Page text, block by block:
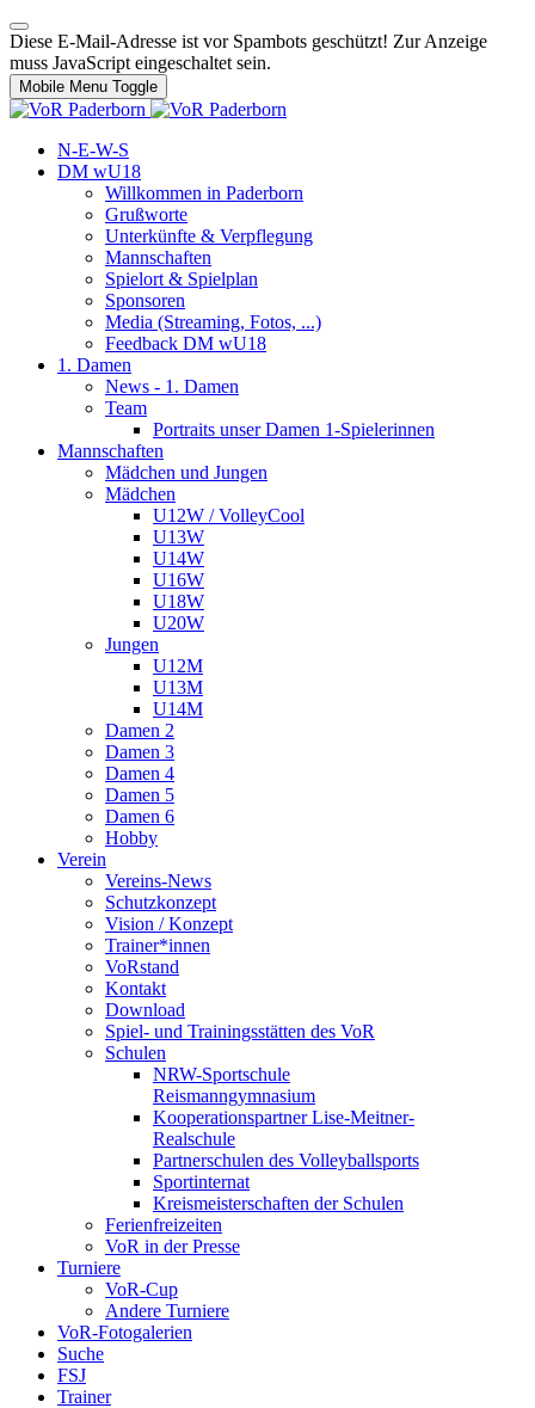
Diese E-Mail-Adresse ist vor Spambots geschützt! Zur Anzeige
muss JavaScript eingeschaltet sein.
Mobile Menu Toggle
N-E-W-S
DM wU18
Willkommen in Paderborn
Grußworte
Unterkünfte & Verpflegung
Mannschaften
Spielort & Spielplan
Sponsoren
Media (Streaming, Fotos, ...)
Feedback DM wU18
1. Damen
News - 1. Damen
Team
Portraits unser Damen 1-Spielerinnen
Mannschaften
Mädchen und Jungen
Mädchen
U12W / VolleyCool
U13W
U14W
U16W
U18W
U20W
Jungen
U12M
U13M
U14M
Damen 2
Damen 3
Damen 4
Damen 5
Damen 6
Hobby
Verein
Vereins-News
Schutzkonzept
Vision / Konzept
Trainer*innen
VoRstand
Kontakt
Download
Spiel- und Trainingsstätten des VoR
Schulen
NRW-Sportschule
Reismanngymnasium
Kooperationspartner Lise-Meitner-
Realschule
Partnerschulen des Volleyballsports
Sportinternat
Kreismeisterschaften der Schulen
Ferienfreizeiten
VoR in der Presse
Turniere
VoR-Cup
Andere Turniere
VoR-Fotogalerien
Suche
FSJ
Trainer